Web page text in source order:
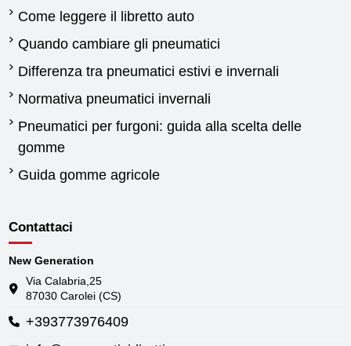
Come leggere il libretto auto
Quando cambiare gli pneumatici
Differenza tra pneumatici estivi e invernali
Normativa pneumatici invernali
Pneumatici per furgoni: guida alla scelta delle
gomme
Guida gomme agricole
Contattaci
New Generation
Via Calabria,25
87030 Carolei (CS)
+393773976409